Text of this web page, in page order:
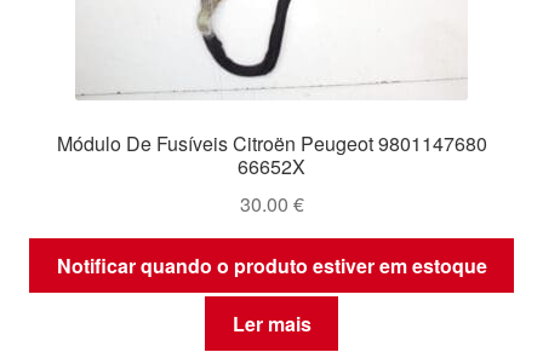
Módulo De Fusíveis Citroën Peugeot 9801147680
66652X
30.00 €
Notificar quando o produto estiver em estoque
Ler mais